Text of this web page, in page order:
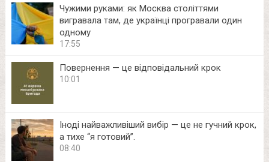
Чужими руками: як Москва століттями
вигравала там, де українці програвали один
одному
17:55
Повернення — це відповідальний крок
10:01
Іноді найважливіший вибір — це не гучний крок,
а тихе “я готовий”.
08:40